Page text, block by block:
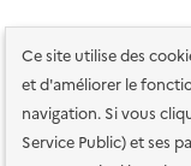
Ce site utilise des
et d'améliorer le
navigation. Si vous
Service Public) et ses